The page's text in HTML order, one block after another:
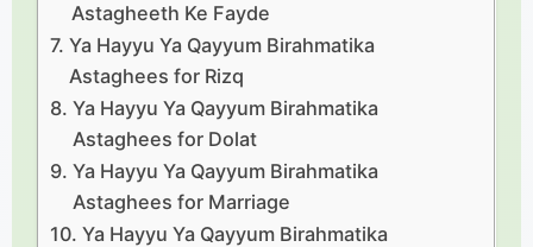
Astagheeth Ke Fayde
Ya Hayyu Ya Qayyum Birahmatika
Astaghees for Rizq
Ya Hayyu Ya Qayyum Birahmatika
Astaghees for Dolat
Ya Hayyu Ya Qayyum Birahmatika
Astaghees for Marriage
Ya Hayyu Ya Qayyum Birahmatika